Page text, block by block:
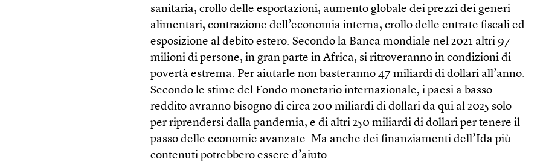
sanitaria, crollo delle esportazioni, aumento globale dei prezzi dei generi
alimentari, contrazione dell’economia interna, crollo delle entrate fiscali ed
esposizione al debito estero. Secondo la Banca mondiale nel 2021 altri 97
milioni di persone, in gran parte in Africa, si ritroveranno in condizioni di
povertà estrema. Per aiutarle non basteranno 47 miliardi di dollari all’anno.
Secondo le stime del Fondo monetario internazionale, i paesi a basso
reddito avranno bisogno di circa 200 miliardi di dollari da qui al 2025 solo
per riprendersi dalla pandemia, e di altri 250 miliardi di dollari per tenere il
passo delle economie avanzate. Ma anche dei finanziamenti dell’Ida più
contenuti potrebbero essere d’aiuto.